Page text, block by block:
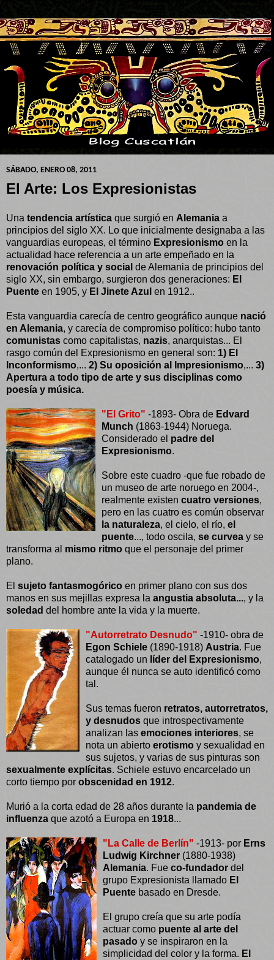
SÁBADO, ENERO 08, 2011
El Arte: Los Expresionistas
Una tendencia artística que surgió en Alemania a
principios del siglo XX. Lo que inicialmente designaba a las
vanguardias europeas, el término Expresionismo en la
actualidad hace referencia a un arte empeñado en la
renovación política y social de Alemania de principios del
siglo XX, sin embargo, surgieron dos generaciones: El
Puente en 1905, y El Jinete Azul en 1912..
Esta vanguardia carecía de centro geográfico aunque nació
en Alemania, y carecía de compromiso político: hubo tanto
comunistas como capitalistas, nazis, anarquistas... El
rasgo común del Expresionismo en general son: 1) El
Inconformismo,... 2) Su oposición al Impresionismo,... 3)
Apertura a todo tipo de arte y sus disciplinas como
poesía y música.
"El Grito" -1893- Obra de Edvard
Munch (1863-1944) Noruega.
Considerado el padre del
Expresionismo.
Sobre este cuadro -que fue robado de
un museo de arte noruego en 2004-,
realmente existen cuatro versiones,
pero en las cuatro es común observar
la naturaleza, el cielo, el río, el
puente..., todo oscila, se curvea y se
transforma al mismo ritmo que el personaje del primer
plano.
El sujeto fantasmogórico en primer plano con sus dos
manos en sus mejillas expresa la angustia absoluta..., y la
soledad del hombre ante la vida y la muerte.
"Autorretrato Desnudo" -1910- obra de
Egon Schiele (1890-1918) Austria. Fue
catalogado un líder del Expresionismo,
aunque él nunca se auto identificó como
tal.
Sus temas fueron retratos, autorretratos,
y desnudos que introspectivamente
analizan las emociones interiores, se
nota un abierto erotismo y sexualidad en
sus sujetos, y varias de sus pinturas son
sexualmente explícitas. Schiele estuvo encarcelado un
corto tiempo por obscenidad en 1912.
Murió a la corta edad de 28 años durante la pandemia de
influenza que azotó a Europa en 1918...
"La Calle de Berlín" -1913- por Erns
Ludwig Kirchner (1880-1938)
Alemania. Fue co-fundador del
grupo Expresionista llamado El
Puente basado en Dresde.
El grupo creía que su arte podía
actuar como puente al arte del
pasado y se inspiraron en la
simplicidad del color y la forma. El